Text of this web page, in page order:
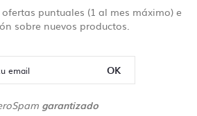
puntuales (1 al mes máximo) e
sobre nuevos productos.
OK
garantizado